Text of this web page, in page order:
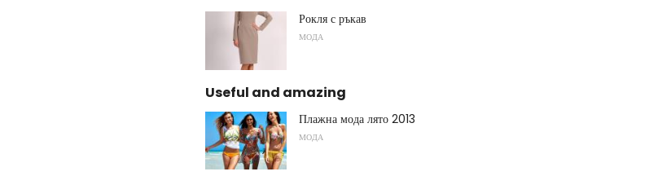
Рокля с ръкав
МОДА
Useful and amazing
Плажна мода лято 2013
МОДА